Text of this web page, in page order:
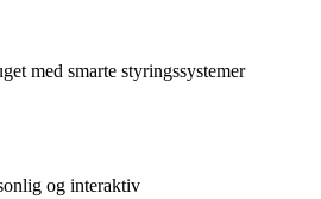
med smarte styringssystemer
og interaktiv